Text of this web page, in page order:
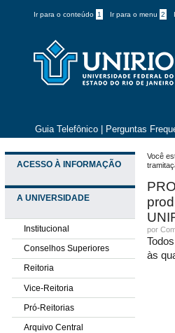
Ir para o conteúdo 1 Ir para o menu 2
Guia Telefônico Perguntas
ACESSO À INFORMAÇÃO
A UNIVERSIDADE
Institucional
Conselhos Superiores
Reitoria
Vice-Reitoria
Pró-Reitorias
Arquivo Central
Você
por
às